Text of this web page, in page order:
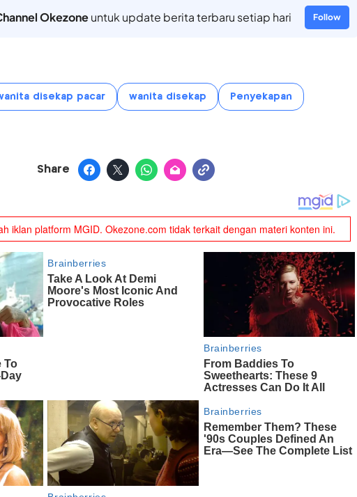
Okezoneuntuk update berita terbaru setiap hari Follow
disekap pacar wanita disekap Penyekapan
Share